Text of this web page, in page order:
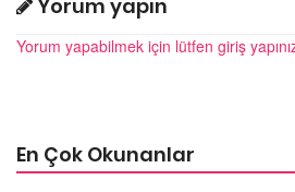
Yorum yapın
Yorum yapabilmek için lütfen giriş
En Çok Okunanlar